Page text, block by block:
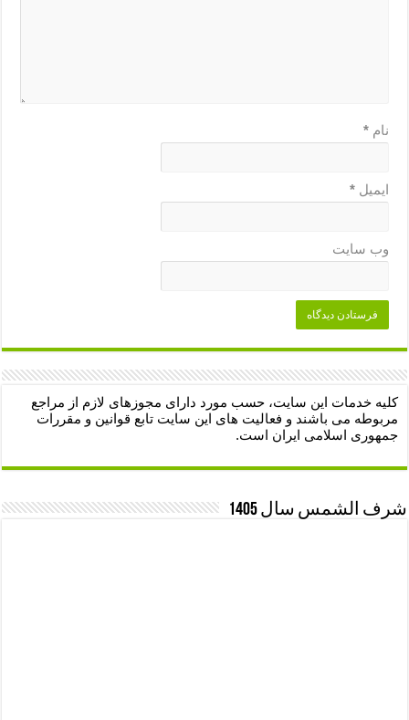
نام*
ایمیل*
وب‌ سایت
کلیه خدمات این سایت، حسب مورد دارای مجوزهای لازم از مراجع
مربوطه می باشند و فعالیت های این سایت تابع قوانین و مقررات
جمهوری اسلامی ایران است.
شرف الشمس سال 1405